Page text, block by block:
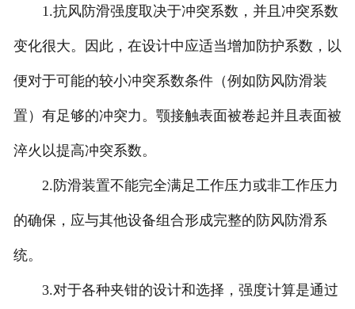
1.抗风防滑强度取决于冲突系数，并且冲突系数
变化很大。因此，在设计中应适当增加防护系数，以
便对于可能的较小冲突系数条件（例如防风防滑装
置）有足够的冲突力。颚接触表面被卷起并且表面被
淬火以提高冲突系数。
2.防滑装置不能完全满足工作压力或非工作压力
的确保，应与其他设备组合形成完整的防风防滑系
统。
3.对于各种夹钳的设计和选择，强度计算是通过